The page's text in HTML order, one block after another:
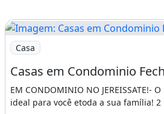
Imagem: Casas em Condominio
Casa
EM CONDOMINIO NO JEREISSATE!-
ideal para você etoda a sua família!